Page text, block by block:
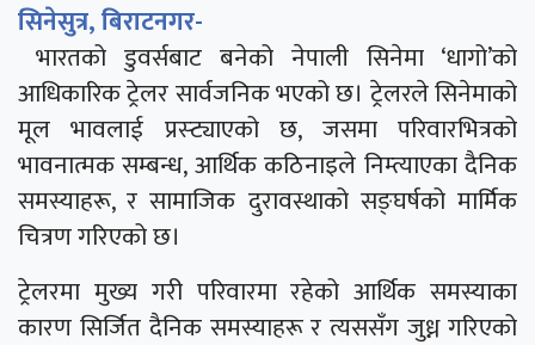
सिनेसुत्र, बिराटनगर-
भारतको डुवर्सबाट बनेको नेपाली सिनेमा ‘धागो’को
आधिकारिक ट्रेलर सार्वजनिक भएको छ। ट्रेलरले सिनेमाको
मूल भावलाई प्रस्ट्याएको छ, जसमा परिवारभित्रको
भावनात्मक सम्बन्ध, आर्थिक कठिनाइले निम्त्याएका दैनिक
समस्याहरू, र सामाजिक दुरावस्थाको सङ्घर्षको मार्मिक
चित्रण गरिएको छ।
ट्रेलरमा मुख्य गरी परिवारमा रहेको आर्थिक समस्याका
कारण सिर्जित दैनिक समस्याहरू र त्यससँग जुध्न गरिएको